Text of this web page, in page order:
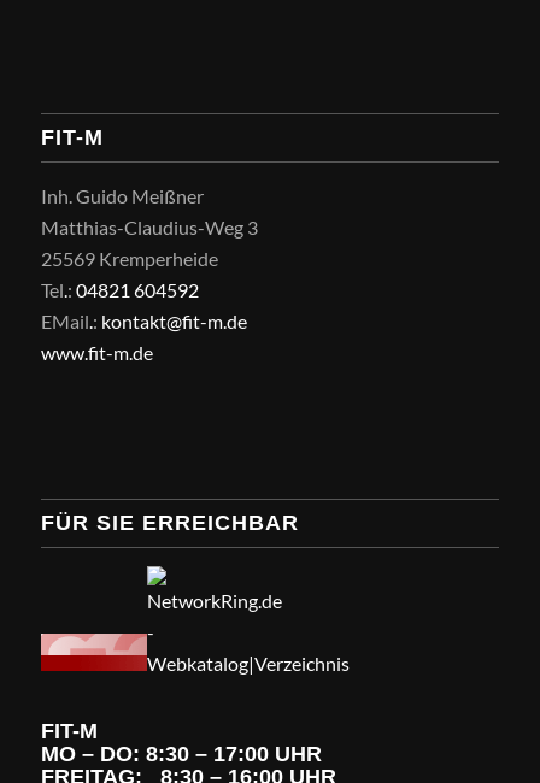
FIT-M
Inh. Guido Meißner
Matthias-Claudius-Weg 3
25569 Kremperheide
Tel : 04821 604592
EMail : kontakt@fit-m.de
www.fit-m.de
FÜR SIE ERREICHBAR
FIT-M
MO – DO: 8:30 – 17:00 UHR
FREITAG: 8:30 – 16:00 UHR